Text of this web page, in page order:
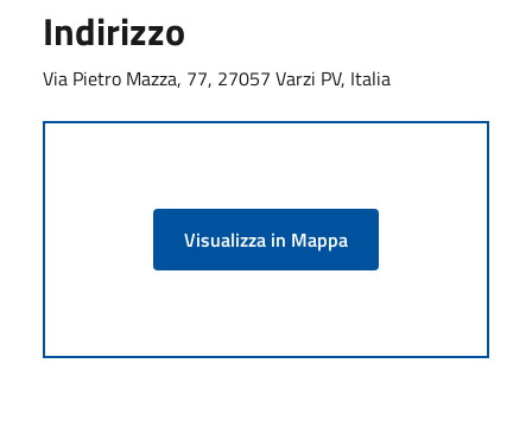
Indirizzo
Via Pietro Mazza, 77, 27057 Varzi PV, Italia
Visualizza in Mappa